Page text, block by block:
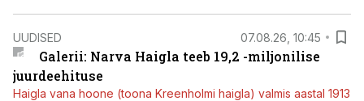
UUDISED 07.08.26, 10:45
Galerii: Narva Haigla teeb 19,2 -miljonilise
juurdeehituse
Haigla vana hoone (toona Kreenholmi haigla) valmis aastal 1913